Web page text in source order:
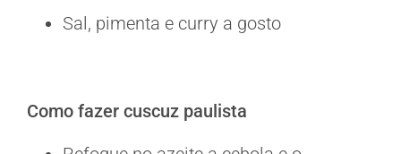
Sal, pimenta e curry a gosto
Como fazer cuscuz paulista